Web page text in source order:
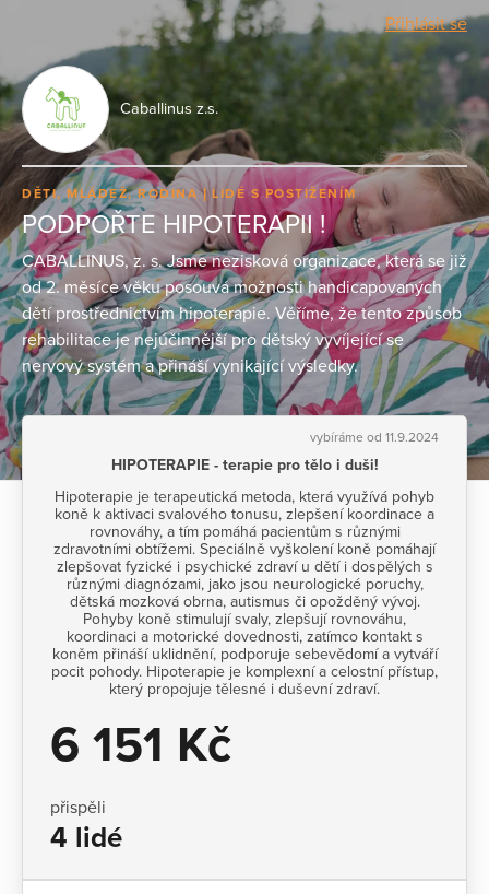
Přihlásit se
Caballinus z.s.
DĚTI, MLÁDEŽ, RODINA LIDÉ S POSTIŽENÍM
PODPOŘTE HIPOTERAPII !
CABALLINUS, z. s. Jsme nezisková organizace, která se již
od 2. měsíce věku posouvá možnosti handicapovaných
dětí prostřednictvím hipoterapie. Věříme, že tento způsob
rehabilitace je nejúčinnější pro dětský vyvíjející se
nervový systém a přináší vynikající výsledky.
vybíráme od 11.9.2024
HIPOTERAPIE - terapie pro tělo i duši!
Hipoterapie je terapeutická metoda, která využívá pohyb
koně k aktivaci svalového tonusu, zlepšení koordinace a
rovnováhy, a tím pomáhá pacientům s různými
zdravotními obtížemi. Speciálně vyškolení koně pomáhají
zlepšovat fyzické i psychické zdraví u dětí i dospělých s
různými diagnózami, jako jsou neurologické poruchy,
dětská mozková obrna, autismus či opožděný vývoj.
Pohyby koně stimulují svaly, zlepšují rovnováhu,
koordinaci a motorické dovednosti, zatímco kontakt s
koněm přináší uklidnění, podporuje sebevědomí a vytváří
pocit pohody. Hipoterapie je komplexní a celostní přístup,
který propojuje tělesné i duševní zdraví.
6 151 Kč
přispěli
4 lidé